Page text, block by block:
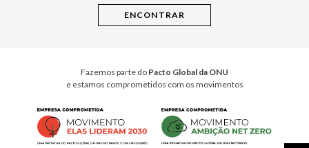
Fazemos parte do Pacto Global da ONU
e estamos comprometidos com os movimentos